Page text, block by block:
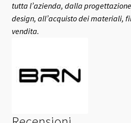
tutta l’azienda, dalla
design, all’acquisto dei materiali,
vendita.